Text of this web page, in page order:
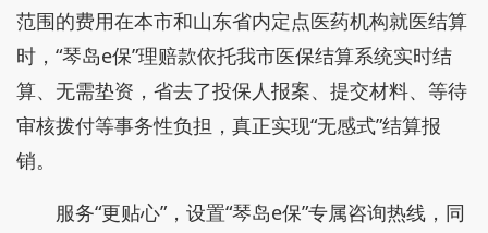
范围的费用在本市和山东省内定点医药机构就医结算
时，“琴岛e保”理赔款依托我市医保结算系统实时结
算、无需垫资，省去了投保人报案、提交材料、等待
审核拨付等事务性负担，真正实现“无感式”结算报
销。
服务“更贴心”，设置“琴岛e保”专属咨询热线，同